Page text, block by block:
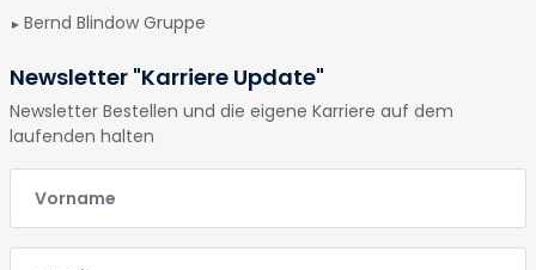
Bernd Blindow Gruppe
Newsletter "Karriere Update"
Newsletter Bestellen und die eigene Karriere auf dem
laufenden halten